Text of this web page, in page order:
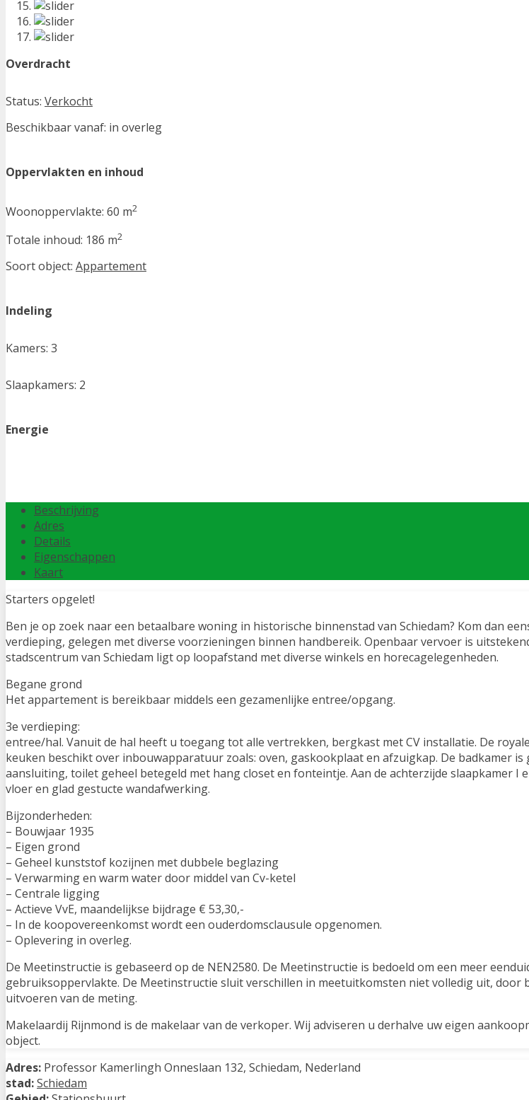
Overdracht
Status: Verkocht
Beschikbaar vanaf: in overleg
Oppervlakten en inhoud
Woonoppervlakte: 60 m2
Totale inhoud: 186 m2
Soort object: Appartement
Indeling
Kamers: 3
Slaapkamers: 2
Energie
Beschrijving
Adres
Details
Eigenschappen
Kaart
Starters opgelet!
Ben je op zoek naar een betaalbare woning in historische binnenstad van Schiedam? Kom dan
verdieping, gelegen met diverse voorzieningen binnen handbereik. Openbaar vervoer is
stadscentrum van Schiedam ligt op loopafstand met diverse winkels en horecagelegenheden.
Begane grond
Het appartement is bereikbaar middels een gezamenlijke entree/opgang.
3e verdieping:
entree/hal. Vanuit de hal heeft u toegang tot alle vertrekken, bergkast met CV installatie. De
keuken beschikt over inbouwapparatuur zoals: oven, gaskookplaat en afzuigkap. De badkamer
aansluiting, toilet geheel betegeld met hang closet en fonteintje. Aan de achterzijde slaapkamer
vloer en glad gestucte wandafwerking.
Bijzonderheden:
– Bouwjaar 1935
– Eigen grond
– Geheel kunststof kozijnen met dubbele beglazing
– Verwarming en warm water door middel van Cv-ketel
– Centrale ligging
– Actieve VvE, maandelijkse bijdrage € 53,30,-
– In de koopovereenkomst wordt een ouderdomsclausule opgenomen.
– Oplevering in overleg.
De Meetinstructie is gebaseerd op de NEN2580. De Meetinstructie is bedoeld om een meer
gebruiksoppervlakte. De Meetinstructie sluit verschillen in meetuitkomsten niet volledig uit,
uitvoeren van de meting.
Makelaardij Rijnmond is de makelaar van de verkoper. Wij adviseren u derhalve uw eigen
object.
Adres: Professor Kamerlingh Onneslaan 132, Schiedam, Nederland
stad:Schiedam